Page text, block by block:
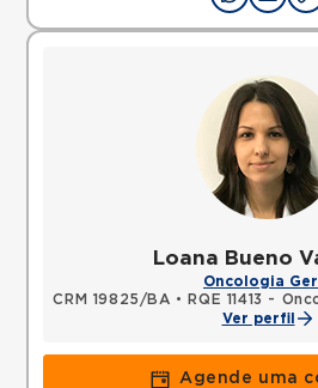
Loana Bueno
Oncologia
CRM 19825/BA • RQE 11413 -
Ver perfil
Agende uma